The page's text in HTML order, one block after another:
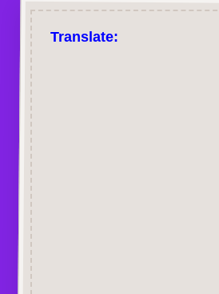
Translate: